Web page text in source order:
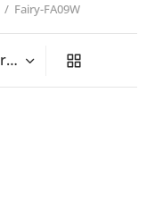
/ Fairy-FA09W